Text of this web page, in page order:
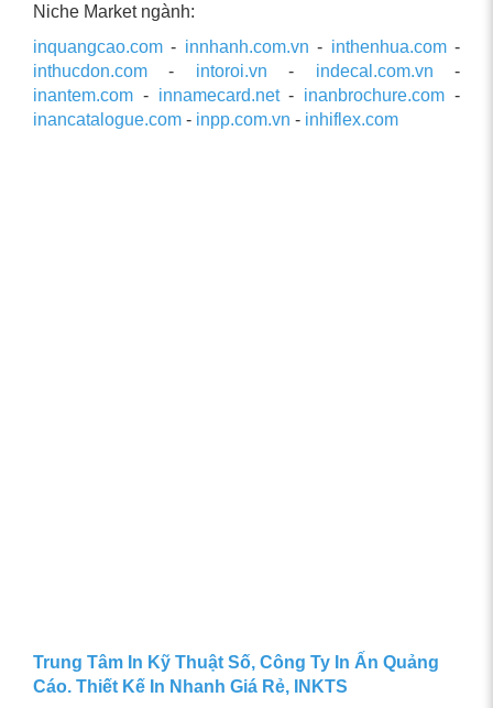
Niche Market ngành:
inquangcao.com - innhanh.com.vn - inthenhua.com-
inthucdon.com - intoroi.vn - indecal.com.vn -
inantem.com - innamecard.net- inanbrochure.com -
inancatalogue.com - inpp.com.vn - inhiflex.com
Trung Tâm In Kỹ Thuật Số, Công Ty In Ấn Quảng
Cáo. Thiết Kế In Nhanh Giá Rẻ, INKTS